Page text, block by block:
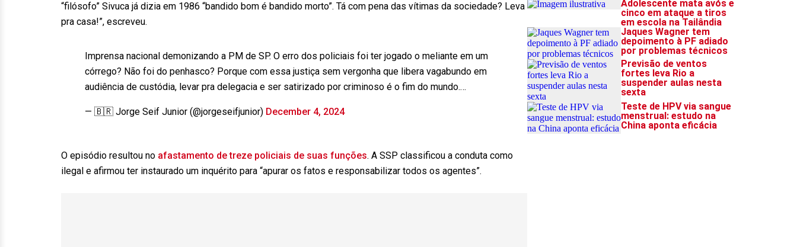
“filósofo” Sivuca já dizia em 1986 “bandido bom é bandido morto”. Tá com pena das vítimas da sociedade? Leva
pra casa!”, escreveu.
Imprensa nacional demonizando a PM de SP. O erro dos policiais foi ter jogado o meliante em um
córrego? Não foi do penhasco? Porque com essa justiça sem vergonha que libera vagabundo em
audiência de custódia, levar pra delegacia e ser satirizado por criminoso é o fim do mundo.…
— 🇧🇷 Jorge Seif Junior (@jorgeseifjunior) December 4, 2024
O episódio resultou no afastamento de treze policiais de suas funções. A SSP classificou a conduta como
ilegal e afirmou ter instaurado um inquérito para “apurar os fatos e responsabilizar todos os agentes”.